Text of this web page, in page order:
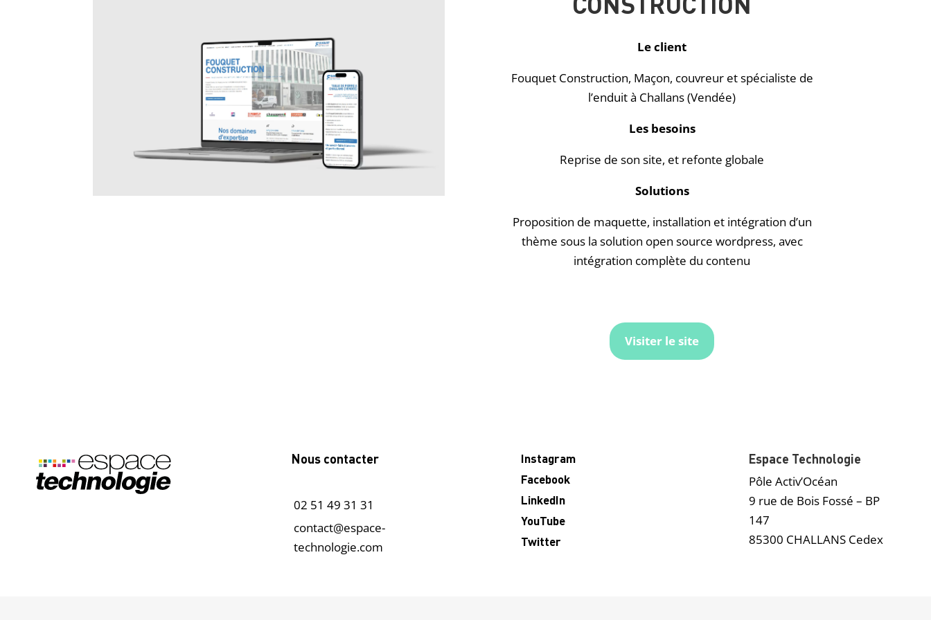
Le client
Fouquet Construction, Maçon, couvreur et spécialiste de
l’enduit à Challans (Vendée)
Les besoins
Reprise de son site, et refonte globale
Solutions
Proposition de maquette, installation et intégration d’un
thème sous la solution open source wordpress, avec
intégration complète du contenu
Visiter le site
Nous contacter
02 51 49 31 31
contact@espace-
technologie.com
Instagram
Facebook
LinkedIn
YouTube
Twitter
Espace Technologie
Pôle Activ’Océan
9 rue de Bois Fossé – BP
147
85300 CHALLANS Cedex